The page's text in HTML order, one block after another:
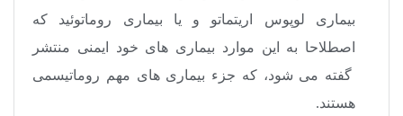
بیماری لوپوس اریتماتو و یا بیماری روماتوئید که
اصطلاحا به این موارد بیماری های خود ایمنی منتشر
گفته می شود، که جزء بیماری های مهم روماتیسمی
هستند.